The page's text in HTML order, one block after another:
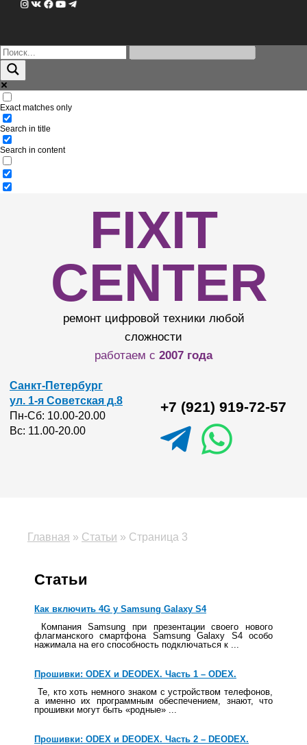
Exact matches only
Search in title
Search in content
FIXIT
CENTER
ремонт цифровой техники любой
сложности
работаем с 2007 года
Санкт-Петербург
ул. 1-я Советская д.8
Пн-Сб: 10.00-20.00
Вс: 11.00-20.00
+7 (921) 919-72-57
Главная » Статьи » Страница 3
Статьи
Как включить 4G у Samsung Galaxy S4
Компания Samsung при презентации своего нового
флагманского смартфона Samsung Galaxy S4 особо
нажимала на его способность подключаться к ...
Прошивки: ODEX и DEODEX. Часть 1 – ODEX.
Те, кто хоть немного знаком с устройством телефонов,
а именно их программным обеспечением, знают, что
прошивки могут быть «родные» ...
Прошивки: ODEX и DEODEX. Часть 2 – DEODEX.